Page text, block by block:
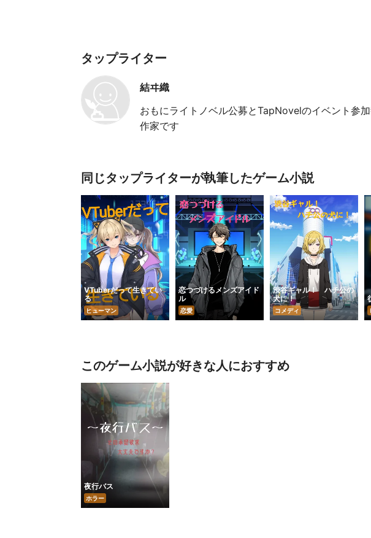
タップライター
結ヰ織
おもにライトノベル公募とTapNovelのイベント参
作家です
同じタップライターが執筆したゲーム小説
VTuberだって生きてい
る
ヒューマン
恋つづけるメンズアイド
ル
恋愛
渋谷ギャル！ ハチ公の
犬に！
コメディ
このゲーム小説が好きな人におすすめ
夜行バス
ホラー